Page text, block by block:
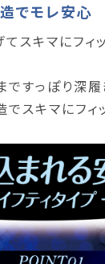
でモレ安心
スキマにフィ
ですっぽり深履
でスキマにフィ